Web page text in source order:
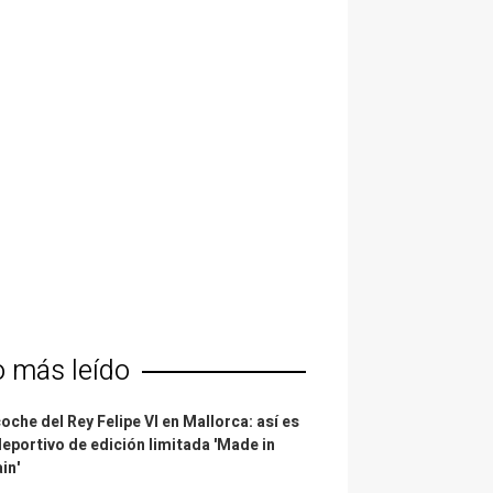
más leído
del Rey Felipe VI en Mallorca: así es
de edición limitada 'Made in